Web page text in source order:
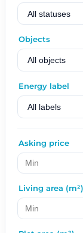
Objects
Energy label
Asking price
Living area (m²)